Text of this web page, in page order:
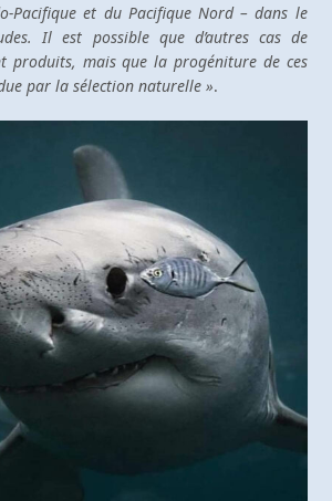
Pacifique et du Pacifique Nord – dans le
Il est possible que d’autres cas de
produits, mais que la progéniture de ces
par la sélection naturelle ».